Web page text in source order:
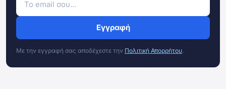
Εγγραφή
Με την εγγραφή σας αποδέχεστε την Πολιτική Απορρήτου.